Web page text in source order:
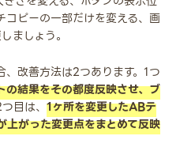
ピーの一部だけを変える、画
ましょう。
改善方法は2つあります。1つ
の結果をその都度反映させ、ブ
目は、 1ヶ所を変更したABテ
上がった変更点をまとめて反映